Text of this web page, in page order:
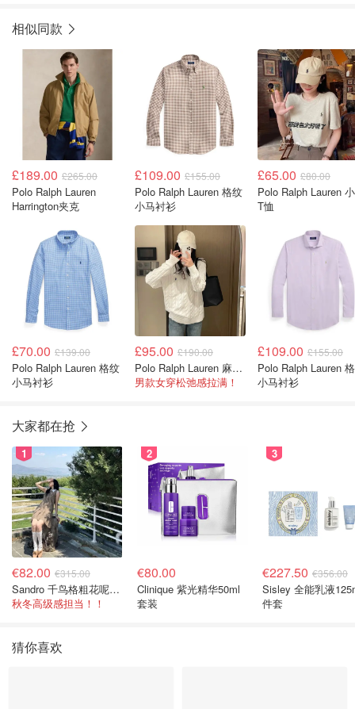
相似同款
£189.00 £265.00
Polo Ralph Lauren
Harrington夹克
£109.00 £155.00
Polo Ralph Lauren 格纹
小马衬衫
£65.00 £80.00
Polo Ralph Lauren
T恤
£70.00 £139.00
Polo Ralph Lauren 格纹
小马衬衫
£95.00 £190.00
Polo Ralph Lauren 麻花毛衣
男款女穿松弛感拉满！
£109.00 £155.00
Polo Ralph Lauren
小马衬衫
大家都在抢
1
€82.00 €315.00
Sandro 千鸟格粗花呢连衣裙
秋冬高级感担当！！
2
€80.00
Clinique 紫光精华50ml
套装
3
€227.50 €356.00
Sisley 全能乳液
件套
猜你喜欢